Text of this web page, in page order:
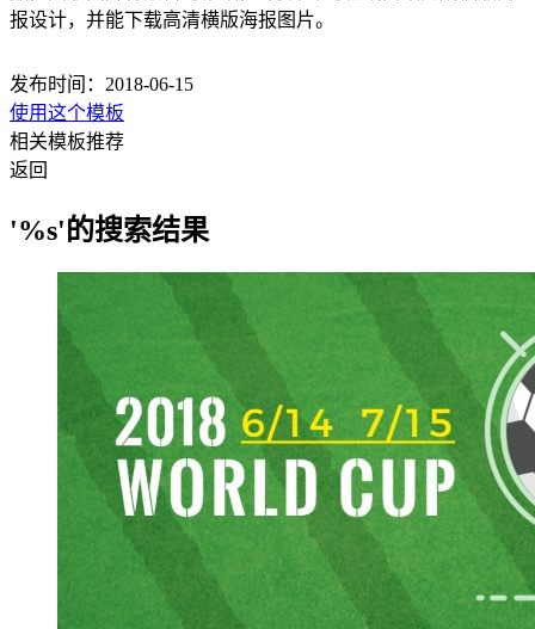
报设计，并能下载高清横版海报图片。
发布时间：2018-06-15
使用这个模板
相关模板推荐
返回
'%s'的搜索结果